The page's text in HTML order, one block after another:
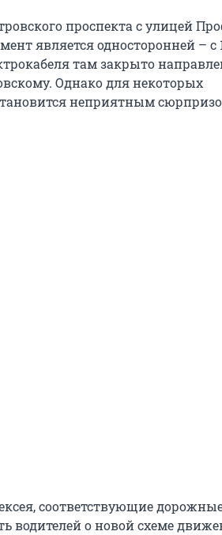
проспекта с улицей
является односторонней – с
там закрыто
Однако для некоторых
неприятным
соответствующие
о новой схеме